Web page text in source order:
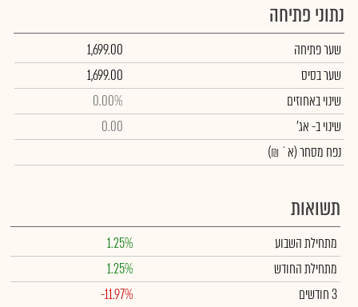
נתוני פתיחה
שער פתיחה
1,699.00
שער בסיס
1,699.00
שינוי באחוזים
0.00%
שינויב- אג'
0.00
נפח מסחר(א` ₪)
תשואות
מתחילת השבוע
1.25%
מתחילת החודש
1.25%
3 חודשים
-11.97%